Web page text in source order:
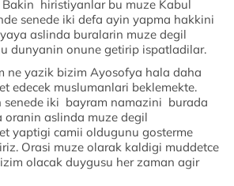
Bakin hiristiyanlar bu muze Kabul
senede iki defa ayin yapma hakkini
aslinda buralarin muze degil
dunyanin onune getirip ispatladilar.
ne yazik bizim Ayosofya hala daha
edecek muslumanlari beklemekte.
senede iki bayram namazini burada
aslinda muze degil
yaptigi camii oldugunu gosterme
Orasi muze olarak kaldigi muddetce
olacak duygusu her zaman agir